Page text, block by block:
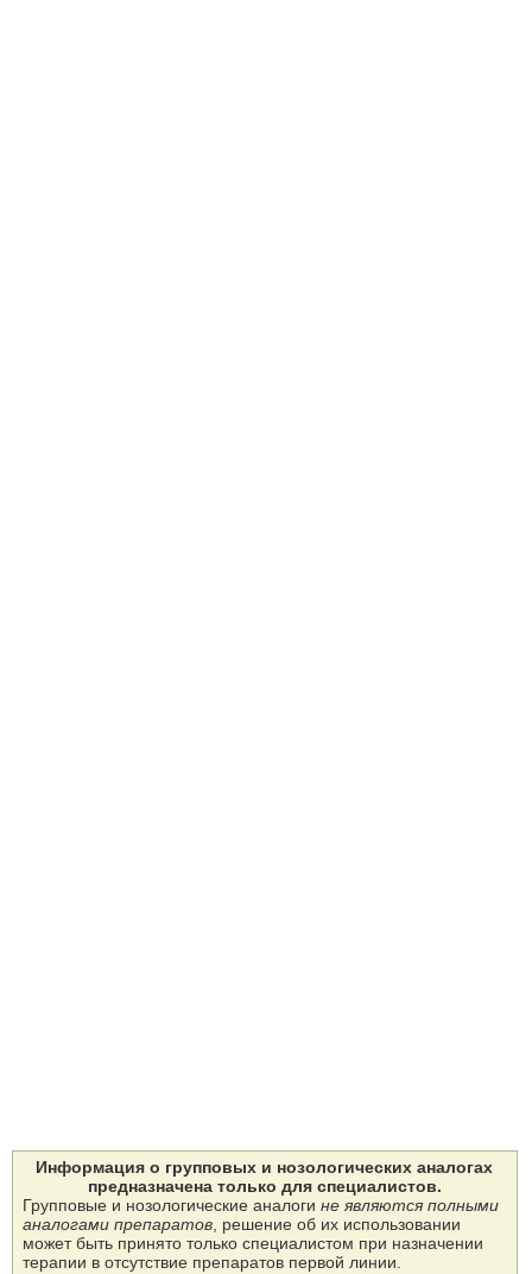
Информация о групповых и нозологических аналогах
предназначена только для специалистов.
Групповые и нозологические аналоги не являются полными
аналогами препаратов, решение об их использовании
может быть принято только специалистом при назначении
терапии в отсутствие препаратов первой линии.